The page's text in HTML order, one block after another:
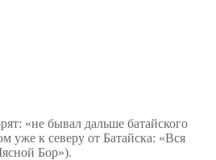
«не бывал дальше батайского
уже к северу от Батайска: «Вся
Бор»).